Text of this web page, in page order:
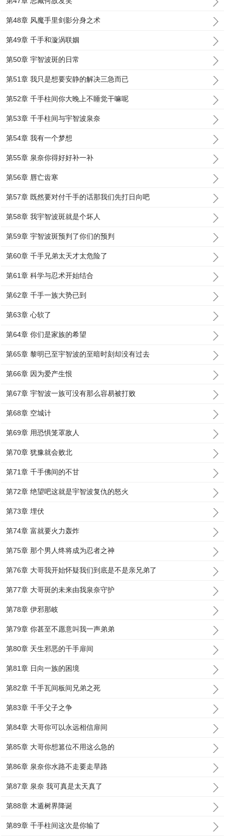
第48章 风魔手里剑影分身之术
第49章 千手和漩涡联姻
第50章 宇智波斑的日常
第51章 我只是想要安静的解决三急而已
第52章 千手柱间你大晚上不睡觉干嘛呢
第53章 千手柱间与宇智波泉奈
第54章 我有一个梦想
第55章 泉奈你得好好补一补
第56章 唇亡齿寒
第57章 既然要对付千手的话那我们先打日向吧
第58章 我宇智波斑就是个坏人
第59章 宇智波斑预判了你们的预判
第60章 千手兄弟太天才太危险了
第61章 科学与忍术开始结合
第62章 千手一族大势已到
第63章 心软了
第64章 你们是家族的希望
第65章 黎明已至宇智波的至暗时刻却没有过去
第66章 因为爱产生恨
第67章 宇智波一族可没有那么容易被打败
第68章 空城计
第69章 用恐惧笼罩敌人
第70章 犹豫就会败北
第71章 千手佛间的不甘
第72章 绝望吧这就是宇智波复仇的怒火
第73章 埋伏
第74章 富就要火力轰炸
第75章 那个男人终将成为忍者之神
第76章 大哥我开始怀疑我们到底是不是亲兄弟了
第77章 大哥斑的未来由我泉奈守护
第78章 伊邪那岐
第79章 你甚至不愿意叫我一声弟弟
第80章 天生邪恶的千手扉间
第81章 日向一族的困境
第82章 千手瓦间板间兄弟之死
第83章 千手父子之争
第84章 大哥你可以永远相信扉间
第85章 大哥你想篡位不用这么急的
第86章 泉奈你水路不走要走旱路
第87章 泉奈 我可真是太天真了
第88章 木遁树界降诞
第89章 千手柱间这次是你输了